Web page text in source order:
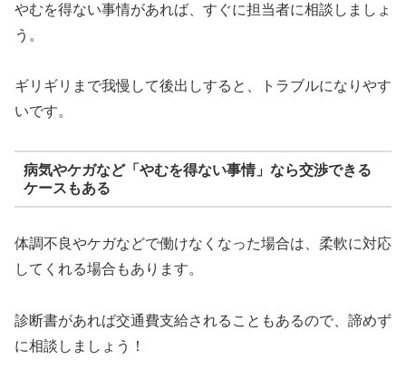
やむを得ない事情があれば、すぐに担当者に相談しましょ
う。
ギリギリまで我慢して後出しすると、トラブルになりやす
いです。
病気やケガなど「やむを得ない事情」なら交渉できる
ケースもある
体調不良やケガなどで働けなくなった場合は、柔軟に対応
してくれる場合もあります。
診断書があれば交通費支給されることもあるので、諦めず
に相談しましょう！